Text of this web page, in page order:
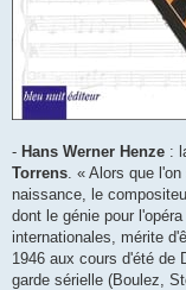
- Hans Werner Henze :
Torrens . « Alors que
naissance, le
dont le génie pour
internationales, mérite
1946 aux cours d'été de
garde sérielle (Boulez,